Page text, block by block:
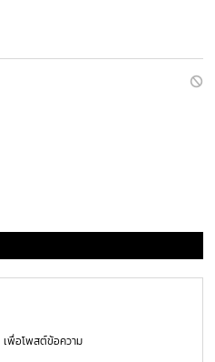
เพื่อโพสต์ข้อความ